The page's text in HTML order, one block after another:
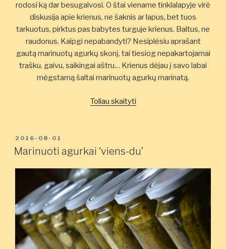
rodosi ką dar besugalvosi. O štai viename tinklalapyje virė
diskusija apie krienus, ne šaknis ar lapus, bet tuos
tarkuotus, pirktus pas babytes turguje krienus. Baltus, ne
raudonus. Kaipgi nepabandyti? Nesiplėsiu aprašant
gautą marinuotų agurkų skonį, tai tiesiog nepakartojamai
trašku, gaivu, saikingai aštru… Krienus dėjau į savo labai
mėgstamą šaltai marinuotų agurkų marinatą.
Toliau skaityti„Su
PASKELBTA
2016-08-01
Marinuoti agurkai ‘viens-du’